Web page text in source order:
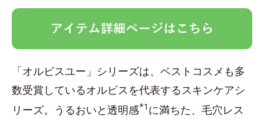
「オルビスユー」シリーズは、ベストコスメも多
数受賞しているオルビスを代表するスキンケアシ
リーズ。うるおいと透明感*1 に満ちた、毛穴レス